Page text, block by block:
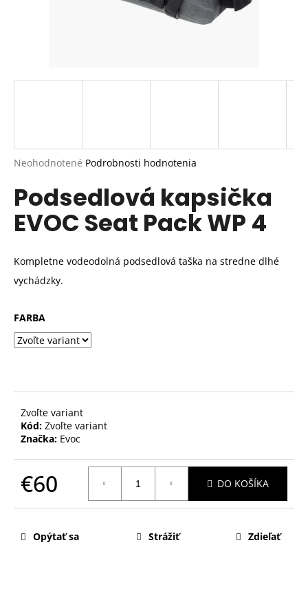
Priemerné
produktu
je
0,0
Neohodnotené Podrobnosti hodnotenia
Podsedlová kapsička
EVOC Seat Pack WP 4
Kompletne vodeodolná podsedlová taška na stredne dlhé
vychádzky.
FARBA
Zvoľte variant
Kód: Zvoľte variant
Značka: Evoc
€60 DO KOŠÍKA
Opýtať sa Strážiť Zdieľať